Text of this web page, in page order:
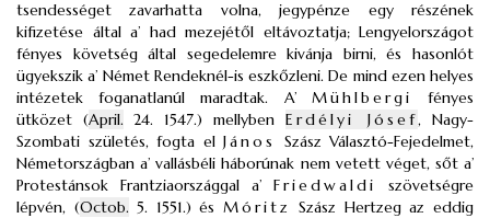
tsendességet zavarhatta volna, jegypénze egy részének
kifizetése által a’ had mezejétől eltávoztatja; Lengyelországot
fényes követség által segedelemre kivánja birni, és hasonlót
ügyekszik a’ Német Rendeknél-is eszkőzleni. De mind ezen helyes
intézetek foganatlanúl maradtak. A’ Mühlbergi
fényes
ütközet (April. 24. 1547.) mellyben Erdélyi Jósef, Nagy-
Szombati születés, fogta el János
Szász Választó-Fejedelmet,
Németországban a’ vallásbéli háborúnak nem vetett véget, sőt a’
Protestánsok Frantziaországgal a’ Friedwaldi
szövetségre
lépvén, (Octob. 5. 1551.) és Móritz
Szász Hertzeg az eddig